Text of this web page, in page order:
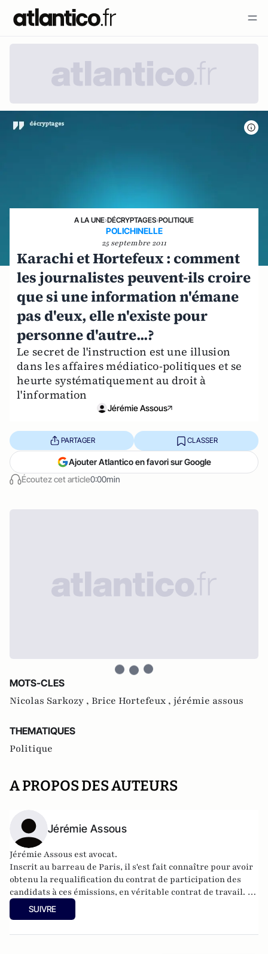
A LA UNE›DÉCRYPTAGES›POLITIQUE
POLICHINELLE
25 septembre 2011
Karachi et Hortefeux : comment
les journalistes peuvent-ils croire
que si une information n'émane
pas d'eux, elle n'existe pour
personne d'autre...?
Le secret de l'instruction est une illusion
dans les affaires médiatico-politiques et se
heurte systématiquement au droit à
l'information
Jérémie Assous
Écoutez cet article0:00min
PARTAGER CLASSER
Ajouter Atlantico en favori sur Google
MOTS-CLES
Nicolas Sarkozy , Brice Hortefeux , jérémie assous
THEMATIQUES
Politique
A PROPOS DES AUTEURS
Jérémie Assous
Jérémie Assous est avocat.
Inscrit au barreau de Paris, il s'est fait connaître pour avoir
obtenu la requalification du contrat de participation des
candidats à ces émissions, en véritable contrat de travail. Il
a également défendu, avec Maître Thierry Lévy, Julien
Coupat et le "groupe de Tarnac".
SUIVRE